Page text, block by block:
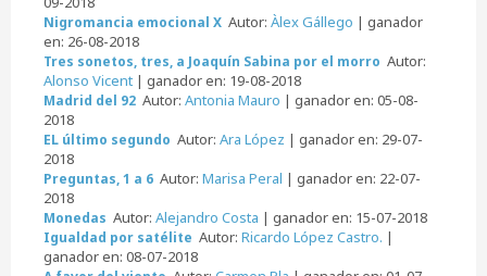
Nigromancia emocional X Autor: Àlex Gállego | ganador
en: 26-08-2018
Tres sonetos, tres, a Joaquín Sabina por el morro Autor:
Alonso Vicent | ganador en: 19-08-2018
Madrid del 92 Autor: Antonia Mauro | ganador en: 05-08-
2018
EL último segundo Autor: Ara López | ganador en: 29-07-
2018
Preguntas, 1 a 6 Autor: Marisa Peral | ganador en: 22-07-
2018
Monedas Autor: Alejandro Costa | ganador en: 15-07-2018
Igualdad por satélite Autor: Ricardo López Castro. |
ganador en: 08-07-2018